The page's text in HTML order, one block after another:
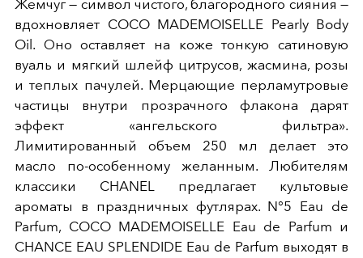
Жемчуг — символ чистого, благородного сияния —
вдохновляет COCO MADEMOISELLE Pearly Body
Oil. Оно оставляет на коже тонкую сатиновую
вуаль и мягкий шлейф цитрусов, жасмина, розы
и теплых пачулей. Мерцающие перламутровые
частицы внутри прозрачного флакона дарят
эффект «ангельского фильтра».
Лимитированный объем 250 мл делает это
масло по-особенному желанным. Любителям
классики CHANEL предлагает культовые
ароматы в праздничных футлярах. N°5 Eau de
Parfum, COCO MADEMOISELLE Eau de Parfum и
CHANCE EAU SPLENDIDE Eau de Parfum выходят в